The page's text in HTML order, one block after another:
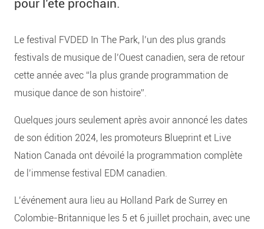
pour l’été prochain.
Le festival FVDED In The Park, l’un des plus grands
festivals de musique de l’Ouest canadien, sera de retour
cette année avec “la plus grande programmation de
musique dance de son histoire”.
Quelques jours seulement après avoir annoncé les dates
de son édition 2024, les promoteurs Blueprint et Live
Nation Canada ont dévoilé la programmation complète
de l’immense festival EDM canadien.
L’événement aura lieu au Holland Park de Surrey en
Colombie-Britannique les 5 et 6 juillet prochain, avec une